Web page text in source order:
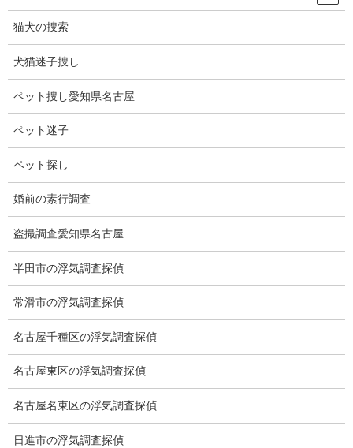
昨年はトマトを植えましたが全く身が付かずでした。
でも今年は茎も太く、実も付き始めてきたので、沢山生るような
気がします。
自家製トマトは無農薬などでとても体に良いです。
ブログ
猫犬の捜索
犬猫迷子捜し
ペット捜し愛知県名古屋
ペット迷子
ペット探し
婚前の素行調査
盗撮調査愛知県名古屋
半田市の浮気調査探偵
常滑市の浮気調査探偵
名古屋千種区の浮気調査探偵
名古屋東区の浮気調査探偵
名古屋名東区の浮気調査探偵
日進市の浮気調査探偵